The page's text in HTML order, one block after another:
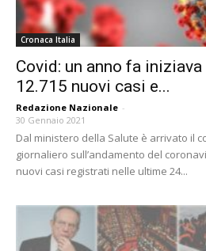
Cronaca Italia
Covid: un anno fa iniziava
12.715 nuovi casi e...
Redazione Nazionale -
30 Gennaio 2021
Dal ministero della Salute è arrivato il
giornaliero sull’andamento del
nuovi casi registrati nelle ultime 24...